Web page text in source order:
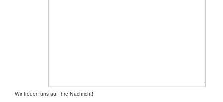
Wir freuen uns auf Ihre Nachricht!